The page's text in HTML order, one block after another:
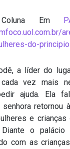
Em
do-
a líder do
vez mais
ajuda. Ela
retornou
e
o palácio
com as